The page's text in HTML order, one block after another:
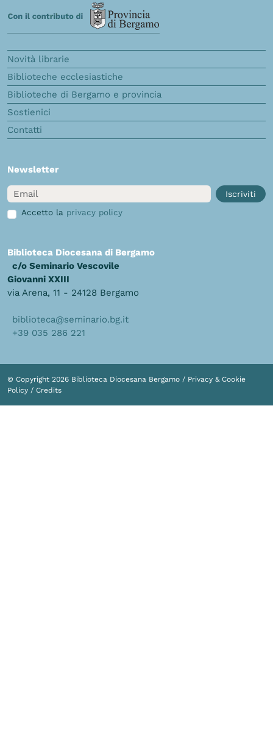
Novità librarie
Biblioteche ecclesiastiche
Biblioteche di Bergamo e provincia
Sostienici
Contatti
Newsletter
Email
Iscriviti
Accetto la privacy policy
Biblioteca Diocesana di Bergamo
c/o Seminario Vescovile
Giovanni XXIII
via Arena, 11 - 24128 Bergamo
biblioteca@seminario.bg.it
+39 035 286 221
© Copyright 2026 Biblioteca Diocesana Bergamo / Privacy & Cookie
Policy / Credits